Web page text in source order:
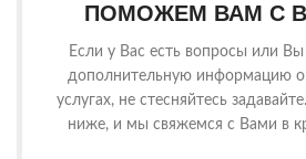
ПОМОЖЕМ ВАМ С
Если у Вас есть вопросы или Вы
дополнительную информацию о
услугах, не стесняйтесь
ниже, и мы свяжемся с Вами в